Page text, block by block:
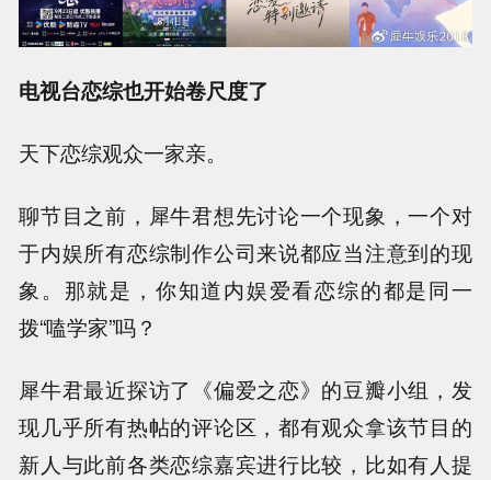
电视台恋综也开始卷尺度了
天下恋综观众一家亲。
聊节目之前，犀牛君想先讨论一个现象，一个对
于内娱所有恋综制作公司来说都应当注意到的现
象。那就是，你知道内娱爱看恋综的都是同一
拨“嗑学家”吗？
犀牛君最近探访了《偏爱之恋》的豆瓣小组，发
现几乎所有热帖的评论区，都有观众拿该节目的
新人与此前各类恋综嘉宾进行比较，比如有人提